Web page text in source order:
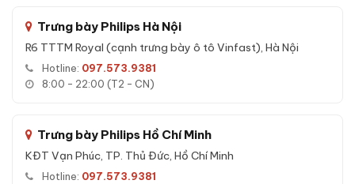
suất, lưu 100 vân tay
App Wifi:Mở từ xa, lịch sử mở két, thông báo tức thì
Báo động thông minh:
Trưng bày Philips Hà Nội
R6 TTTM Royal (cạnh trưng bày ô tô Vinfast), Hà Nội
Hotline: 097.573.9381
8:00 - 22:00 (T2 - CN)
Trưng bày Philips Hồ Chí Minh
KĐT Vạn Phúc, TP. Thủ Đức, Hồ Chí Minh
Hotline: 097.573.9381